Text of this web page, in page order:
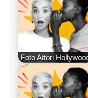
Foto Attori